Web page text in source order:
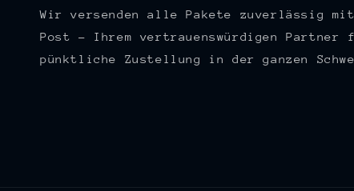
Wir versenden alle Pakete zuverlässig
Post – Ihrem vertrauenswürdigen Partner
pünktliche Zustellung in der ganzen